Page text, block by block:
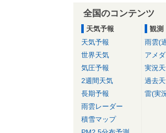
全国のコンテンツ
天気予報
天気予報
世界天気
気圧予報
2週間天気
長期予報
雨雲レーダー
積雪マップ
観測
雨雲(
アメ
実況
過去
雷(実